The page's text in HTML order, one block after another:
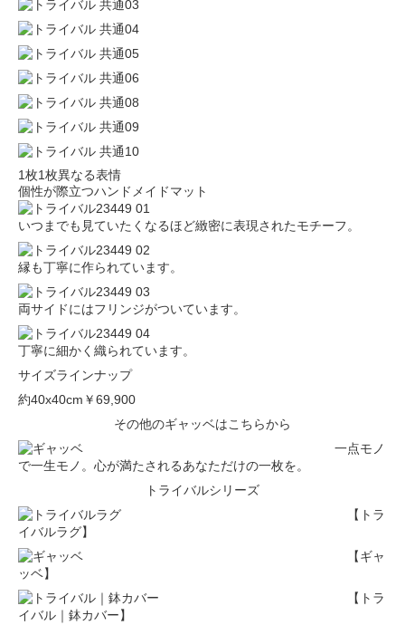
1枚1枚異なる表情
個性が際立つハンドメイドマット
いつまでも見ていたくなるほど緻密に表現されたモチーフ。
縁も丁寧に作られています。
両サイドにはフリンジがついています。
丁寧に細かく織られています。
サイズラインナップ
約40x40cm ￥69,900
その他のギャッベはこちらから
一点モノ
で一生モノ。心が満たされるあなただけの一枚を。
トライバルシリーズ
【トラ
イバルラグ】
【ギャ
ッベ】
【トラ
イバル｜鉢カバー】